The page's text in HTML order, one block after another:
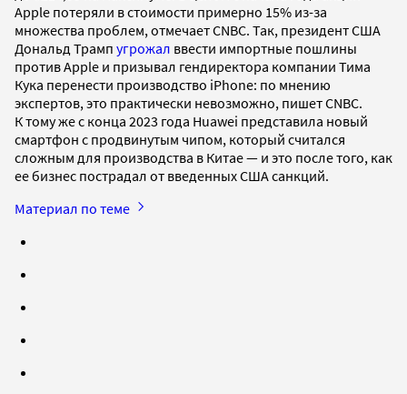
Apple потеряли в стоимости примерно 15% из-за
множества проблем, отмечает CNBC. Так, президент США
Дональд Трамп угрожал ввести импортные пошлины
против Apple и призывал гендиректора компании Тима
Кука перенести производство iPhone: по мнению
экспертов, это практически невозможно, пишет CNBC.
К тому же с конца 2023 года Huawei представила новый
смартфон с продвинутым чипом, который считался
сложным для производства в Китае — и это после того, как
ее бизнес пострадал от введенных США санкций.
Материал по теме